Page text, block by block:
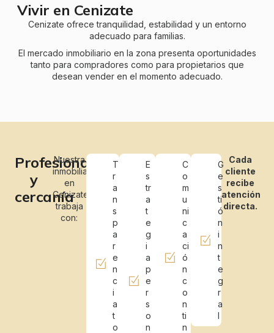
Vivir en Cenizate
Cenizate ofrece tranquilidad, estabilidad y un entorno
adecuado para familias.
El mercado inmobiliario en la zona presenta oportunidades
tanto para compradores como para propietarios que
desean vender en el momento adecuado.
Profesionalidad
y
cercanía
Nuestra
inmobiliaria
en
Cenizate
trabaja
con:
T
r
a
n
s
p
a
r
e
n
c
i
a
t
o
E
s
tr
a
t
e
g
i
a
p
e
r
s
o
n
C
o
m
u
ni
c
a
ci
ó
n
c
o
n
ti
n
G
e
s
ti
ó
n
i
n
t
e
g
r
a
l
Cada
cliente
recibe
atención
directa.